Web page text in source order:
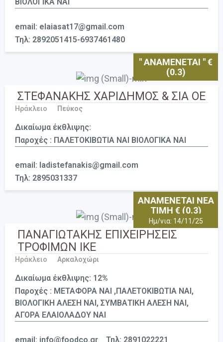
email: elaiasat17@gmail.com
Τηλ: 2892051415-6937461480
" ΑΝΑΜΕΝΕΤΑΙ " €
(0.3)
ΣΤΕΦΑΝΑΚΗΣ ΧΑΡΙΔΗΜΟΣ & ΣΙΑ ΟΕ
Ηράκλειο Πεύκος
Δικαίωμα έκθλιψης:
Παροχές : ΠΑΛΕΤΟΚΙΒΩΤΙΑ ΝΑΙ ΒΙΟΛΟΓΙΚΑ ΝΑΙ
email: ladistefanakis@gmail.com
Τηλ: 2895031337
ΑΝΑΜΕΝΕΤΑΙ ΝΕΑ
ΤΙΜΗ € (0.3)
Ημ/νια: 14/11/25
ΠΑΝΑΓΙΩΤΑΚΗΣ ΕΠΙΧΕΙΡΗΣΕΙΣ
ΤΡΟΦΙΜΩΝ ΙΚΕ
Ηράκλειο Αρκαλοχώρι
Δικαίωμα έκθλιψης: 12%
Παροχές : ΜΕΤΑΦΟΡΑ ΝΑΙ ,ΠΑΛΕΤΟΚΙΒΩΤΙΑ ΝΑΙ,
ΒΙΟΛΟΓΙΚΗ ΑΛΕΣΗ ΝΑΙ, ΣΥΜΒΑΤΙΚΗ ΑΛΕΣΗ ΝΑΙ,
ΑΓΟΡΑ ΕΛΑΙΟΛΑΔΟΥ ΝΑΙ
email: info@foodco.gr Τηλ: 2891022221